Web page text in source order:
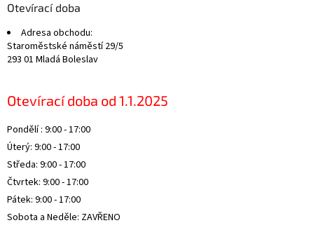
Otevírací doba
Adresa obchodu:
Staroměstské náměstí 29/5
293 01 Mladá Boleslav
Otevírací doba od 1.1.2025
Pondělí : 9:00 - 17:00
Úterý: 9:00 - 17:00
Středa: 9:00 - 17:00
Čtvrtek: 9:00 - 17:00
Pátek: 9:00 - 17:00
Sobota a Neděle: ZAVŘENO